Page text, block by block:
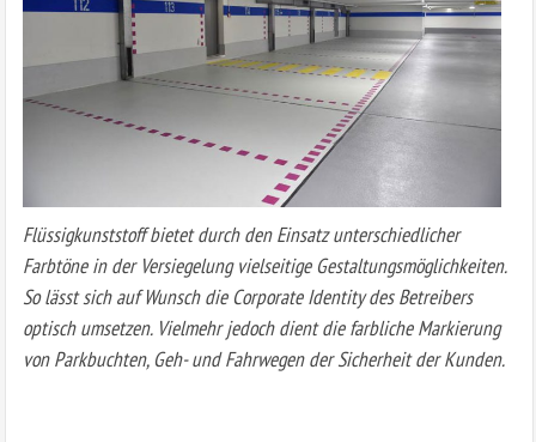
Flüssigkunststoff bietet durch den Einsatz unterschiedlicher
Farbtöne in der Versiegelung vielseitige Gestaltungsmöglichkeiten.
So lässt sich auf Wunsch die Corporate Identity des Betreibers
optisch umsetzen. Vielmehr jedoch dient diefarbliche Markierung
von Parkbuchten, Geh- und Fahrwegen der Sicherheit der Kunden.